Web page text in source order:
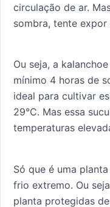
circulação de ar.
sombra, tente expor
Ou seja, a
mínimo 4 horas de
ideal para cultivar
29°C. Mas essa
temperaturas
Só que é uma
frio extremo. Ou
planta protegidas